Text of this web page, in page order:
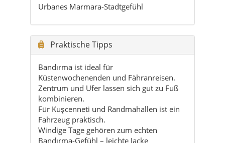
Küstenwochenenden und Fähranreisen.
Zentrum und Ufer lassen sich gut zu Fuß
kombinieren.
Für Kuşcenneti und Randmahallen ist ein
Fahrzeug praktisch.
Windige Tage gehören zum echten
Bandırma-Gefühl – leichte Jacke
einpacken.
Abendstunden am Wasser sind oft
besonders stimmungsvoll.